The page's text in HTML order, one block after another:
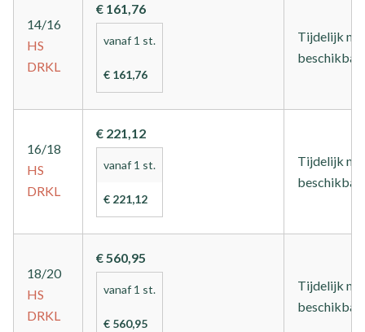
14/16
HS
DRKL
€ 161,76
vanaf 1 st.
€ 161,76
Tijdelijk
16/18
HS
DRKL
€ 221,12
vanaf 1 st.
€ 221,12
Tijdelijk
18/20
HS
DRKL
€ 560,95
vanaf 1 st.
€ 560,95
Tijdelijk